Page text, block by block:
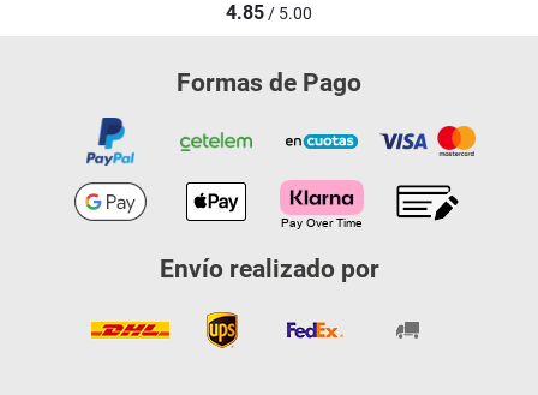
4.85/ 5.00
Formas de Pago
Envío realizado por